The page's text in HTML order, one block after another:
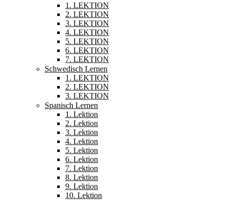
1. LEKTION
2. LEKTION
3. LEKTION
4. LEKTION
5. LEKTION
6. LEKTION
7. LEKTION
Schwedisch Lernen
1. LEKTION
2. LEKTION
3. LEKTION
Spanisch Lernen
1. Lektion
2. Lektion
3. Lektion
4. Lektion
5. Lektion
6. Lektion
7. Lektion
8. Lektion
9. Lektion
10. Lektion